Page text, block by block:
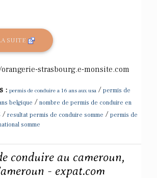
SUITE
strasbourg.e-monsite.com
: permis de conduire a 16 ans aux usa / permis de
belgique / nombre de permis de conduire en
/ resultat permis de conduire somme / permis de
somme
conduire au cameroun,
- expat.com